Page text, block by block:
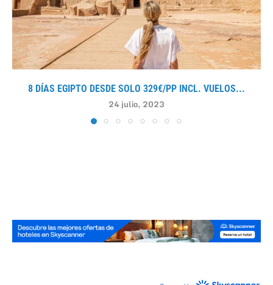
8 DÍAS EGIPTO DESDE SOLO 329€/PP INCL. VUELOS...
24 julio, 2023